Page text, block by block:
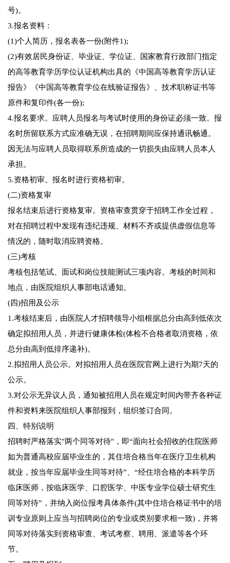
号)。
3.报名资料：
(1)个人简历，报名表各一份(附件1);
(2)有效居民身份证、毕业证、学位证、国家教育行政部门指定
的高等教育学历学位认证机构出具的《中国高等教育学历认证
报告》《中国高等教育学位在线验证报告》、技术职称证书等
原件和复印件(各一份);
4.报名要求。应聘人员报名与考试时使用的身份证必须一致。报
名时所留联系方式应准确无误，在招聘期间应保持通讯畅通。
因无法与应聘人员取得联系所造成的一切损失由应聘人员本人
承担。
5.资格初审。报名时进行资格初审。
(二)资格复审
报名结束后进行资格复审。资格审查贯穿于招聘工作全过程，
对在招聘过程中发现有违纪违规、材料不齐或提供虚假信息等
情况的，随时取消应聘资格。
(三)考核
考核包括笔试、面试和岗位技能测试三项内容。考核的时间和
地点，由医院组织人事部电话通知。
(四)招用及公示
1.考核结束后，由医院人才招聘领导小组根据总分由高到低依次
确定拟招用人员，并进行健康体检(体检不合格者取消资格，依
总分由高到低排序递补)。
2.拟招用人员公示。对拟招用人员在医院官网上进行为期7天的
公示。
3.对公示无异议人员，通知被招用人员在规定时间内带齐各种证
件和资料来医院组织人事部报到，组织签订合同。
四、特别说明
招聘时严格落实"两个同等对待"，即“面向社会招收的住院医师
如为普通高校应届毕业生的，其住培合格当年在医疗卫生机构
就业，按当年应届毕业生同等对待”、“经住培合格的本科学历
临床医师，按临床医学、口腔医学、中医专业学位硕士研究生
同等对待”，并纳入岗位报考具体条件(其中住培合格证书中的培
训专业原则上应当与招聘岗位的专业或类别要求相一致)，并将
同等对待落实到资格审查、考试考察、聘用、派遣等各个环
节。